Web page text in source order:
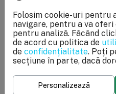
Returul produselor
Specificații
Folosim cookie-uri pentru
navigare, pentru a va
pentru analiză. Făcând
de acord cu politica de
de confidențialitate. Poți
secțiune în parte, dacă
Personalizează